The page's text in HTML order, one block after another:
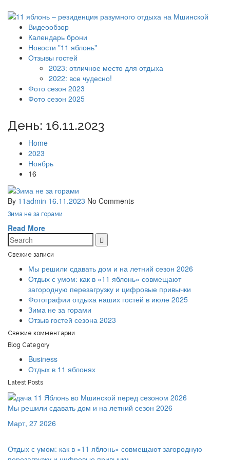
Видеообзор
Календарь брони
Новости "11 яблонь"
Отзывы гостей
2023: отличное место для отдыха
2022: все чудесно!
Фото сезон 2023
Фото сезон 2025
День: 16.11.2023
Home
2023
Ноябрь
16
By 11admin 16.11.2023 No Comments
Зима не за горами
Read More
Свежие записи
Мы решили сдавать дом и на летний сезон 2026
Отдых с умом: как в «11 яблонь» совмещают
загородную перезагрузку и цифровые привычки
Фотографии отдыха наших гостей в июле 2025
Зима не за горами
Отзыв гостей сезона 2023
Свежие комментарии
Blog Category
Business
Отдых в 11 яблонях
Latest Posts
Мы решили сдавать дом и на летний сезон 2026
Март, 27 2026
Отдых с умом: как в «11 яблонь» совмещают загородную